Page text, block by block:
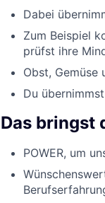
Dabei
Zum Beispiel
prüfst ihre
Obst, Gemüse
Du
Das bringst
POWER, um